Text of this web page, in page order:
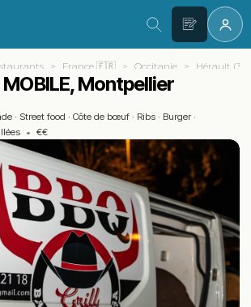
France 🇫🇷 Occitanie Hérault (34)
MOBILE, Montpellier
· Street food · Côte de bœuf · Ribs · Burger·
• €€